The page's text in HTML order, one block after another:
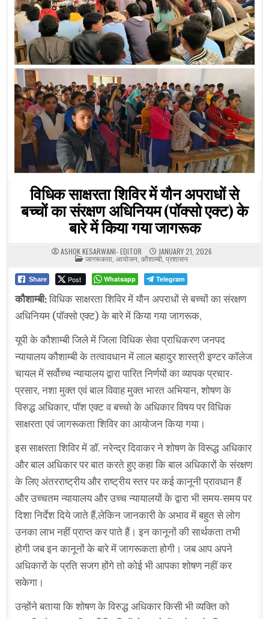
विधिक साक्षरता शिविर में यौन अपराधों से
बच्चों का संरक्षण अधिनियम (पॉक्सो एक्ट) के
बारे में किया गया जागरूक
ASHOK KESARWANI- EDITOR JANUARY 21, 2026
POSTED
IN
जागरूकता आयोजन ,कौशाम्बी ,प्रशासन
Share Post Whatsapp Telegram
कौशाम्बी:विधिक साक्षरता शिविर में यौन अपराधों से बच्चों का संरक्षण
अधिनियम (पॉक्सो एक्ट) के बारे में किया गया जागरूक,
यूपी के कौशाम्बी जिले में जिला विधिक सेवा प्राधिकरण जनपद
न्यायालय कौशाम्बी के तत्वावधान में लाल बहादुर शास्त्री इण्टर कॉलेज
चायल में सर्वोच्च न्यायालय द्वारा पारित निर्णयों का व्यापक प्रचार-
प्रसार, नशा मुक्त एवं बाल विवाह मुक्त भारत अभियान, शोषण के
विरुद्ध अधिकार, पॉश एक्ट व बच्चो के अधिकार विषय पर विधिक
साक्षरता एवं जागरूकता शिविर का आयोजन किया गया।
इस साक्षरता शिविर में डॉ. नरेन्द्र दिवाकर ने शोषण के विरूद्ध अधिकार
और बाल अधिकार पर बात करते हुए कहा कि बाल अधिकारों के संरक्षण
के लिए अंतरराष्ट्रीय और राष्ट्रीय स्तर पर कई कानूनी प्रावधान हैं
और उच्चतम न्यायालय और उच्च न्यायालयों के द्वारा भी समय-समय पर
दिशा निर्देश दिये जाते हैं,लेकिन जानकारी के अभाव में बहुत से लोग
उनका लाभ नहीं प्राप्त कर पाते हैं। इन कानूनों की सार्थकता तभी
होगी जब इन कानूनों के बारे में जागरूकता होगी। जब आप अपने
अधिकारों के प्रति सजग होंगे तो कोई भी आपका शोषण नहीं कर
सकेगा।
उन्होंने बताया कि शोषण के विरुद्ध अधिकार किसी भी व्यक्ति को